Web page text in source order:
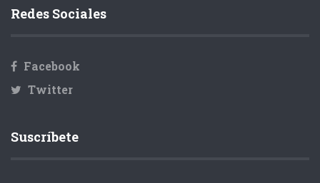
Redes Sociales
Facebook
Twitter
Suscríbete